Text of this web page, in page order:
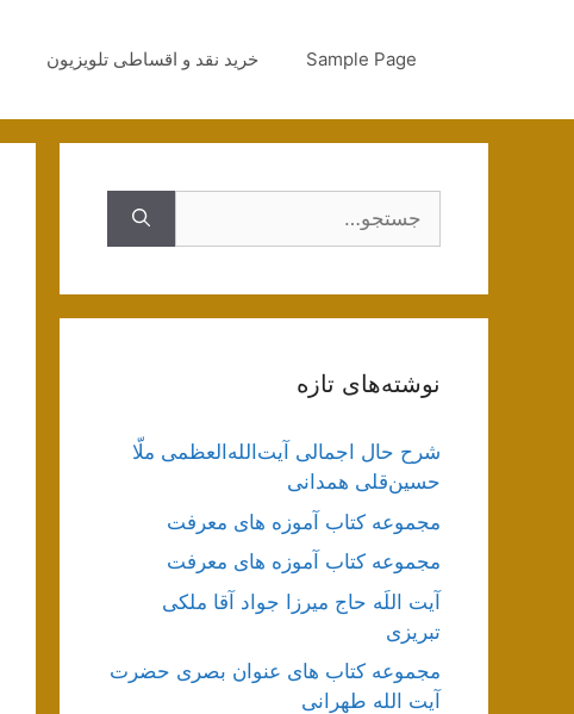
Sample Page خرید نقد و اقساطی تلویزیون
نوشته‌های تازه
شرح حال اجمالی آیت‌الله‌العظمی ملّا
حسین‌قلی همدانی
مجموعه کتاب آموزه های معرفت
مجموعه کتاب آموزه های معرفت
آیت اللَه حاج میرزا جواد آقا ملکی
تبریزی
مجموعه کتاب های عنوان بصری حضرت
آیت الله طهرانی